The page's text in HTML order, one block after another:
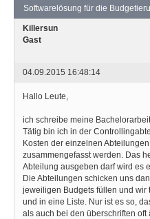
Softwarelösung für die
Killersun
Gast
04.09.2015 16:48:14
Hallo Leute,
ich schreibe meine
Tätig bin ich in der
Kosten der einzelnen
zusammengefasst werden. Das
Abteilung ausgeben darf wird es
Die Abteilungen schicken uns
jeweiligen Budgets füllen und wir
und in eine Liste. Nur ist es so,
als auch bei den überschriften